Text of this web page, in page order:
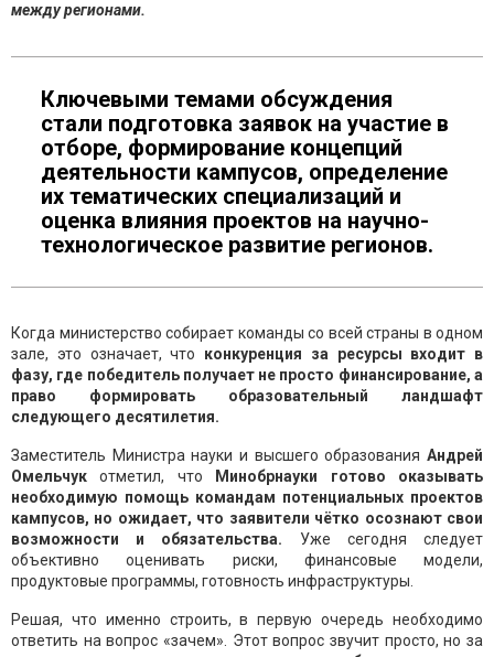
между регионами.
Ключевыми темами обсуждения
стали подготовка заявок на участие в
отборе, формирование концепций
деятельности кампусов, определение
их тематических специализаций и
оценка влияния проектов на научно-
технологическое развитие регионов.
Когда министерство собирает команды со всей страны в одном
зале, это означает, что конкуренция за ресурсы входит в
фазу, где победитель получает не просто финансирование, а
право формировать образовательный ландшафт
следующего десятилетия.
Заместитель Министра науки и высшего образования Андрей
Омельчук отметил, что
Минобрнауки готово оказывать
необходимую помощь командам потенциальных проектов
кампусов, но ожидает, что заявители чётко осознают свои
возможности и обязательства. Уже сегодня следует
объективно оценивать риски, финансовые модели,
продуктовые программы, готовность инфраструктуры.
Решая, что именно строить, в первую очередь необходимо
ответить на вопрос «зачем». Этот вопрос звучит просто, но за